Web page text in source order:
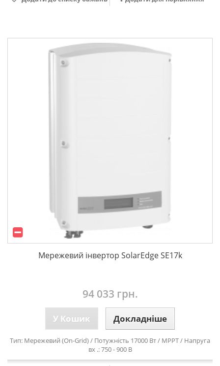
Мережевий інвертор SolarEdge SE17k
94 033 грн.
У Кошик Докладніше
Тип: Мережевий (On-Grid) / Потужність 17000 Вт / MPPT / Напруга
вх .: 750 - 900 В